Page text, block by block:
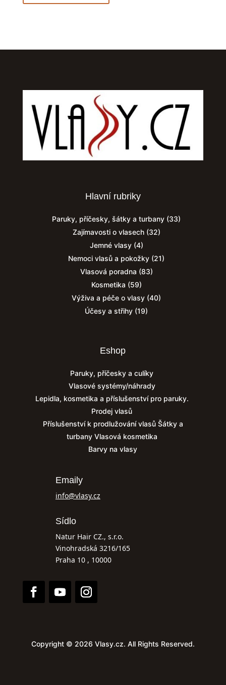
Hlavní rubriky
Paruky, příčesky, šátky a turbany (33)
Zajímavosti o vlasech(32)
Jemné vlasy(4)
Nemoci vlasů a pokožky (21)
Vlasová poradna (83)
Kosmetika (59)
Výživa a péče o vlasy (40)
Účesy a střihy (19)
Eshop
Paruky, příčesky a culíky
Vlasové systémy/náhrady
Lepidla, kosmetika a příslušenství pro paruky.
Prodej vlasů
Příslušenství k prodlužování vlasů Šátky a
turbany Vlasová kosmetika
Barvy na vlasy
Emaily
info@vlasy.cz
Sídlo
Natur Hair CZ., s.r.o.
Vinohradská 3216/165
Praha 10 , 10000
Copyright © 2026 Vlasy.cz. All Rights Reserved.